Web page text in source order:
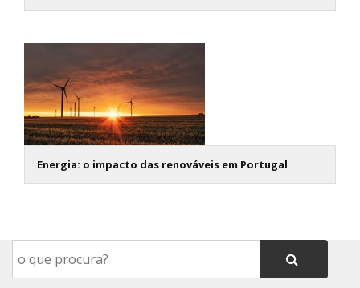
Energia: o impacto das renováveis em Portugal